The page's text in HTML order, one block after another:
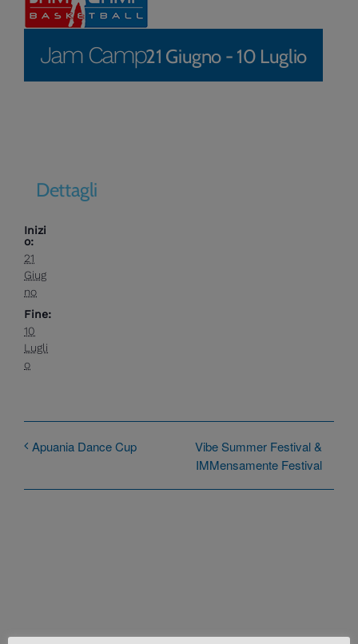
Jam Camp21 Giugno - 10 Luglio
Dettagli
Inizi
o:
21
Giug
no
Fine:
10
Lugli
o
Apuania Dance Cup
Vibe Summer Festival &
IMMensamente Festival